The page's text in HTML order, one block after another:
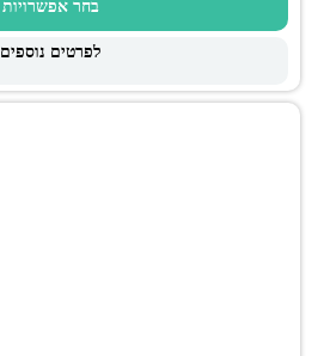
בחר אפשרויות
לפרטים נוספים